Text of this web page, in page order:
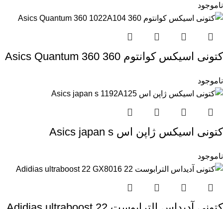
ناموجود
کتونی اسیکس کوانتوم 360 Asics Quantum 360
ناموجود
کتونی اسیکس ژاپن اس Asics japan s
ناموجود